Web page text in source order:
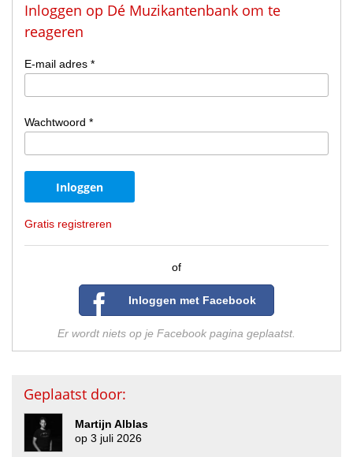
Inloggen op Dé Muzikantenbank om te
reageren
E-mail adres *
Wachtwoord *
Gratis registreren
of
Inloggen met Facebook
Er wordt niets op je Facebook pagina geplaatst.
Geplaatst door:
Martijn Alblas
op 3 juli 2026